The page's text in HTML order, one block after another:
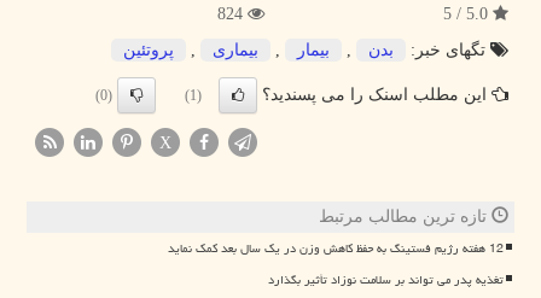
تگهای خبر:
بدن , بیمار , بیماری , پروتئین
این مطلب اسنک را می پسندید؟ (1)
(0)
X
تازه ترین مطالب مرتبط
12 هفته رژیم فستینگ به حفظ کاهش وزن در یک سال بعد کمک نماید
تغذیه پدر می تواند بر سلامت نوزاد تأثیر بگذارد